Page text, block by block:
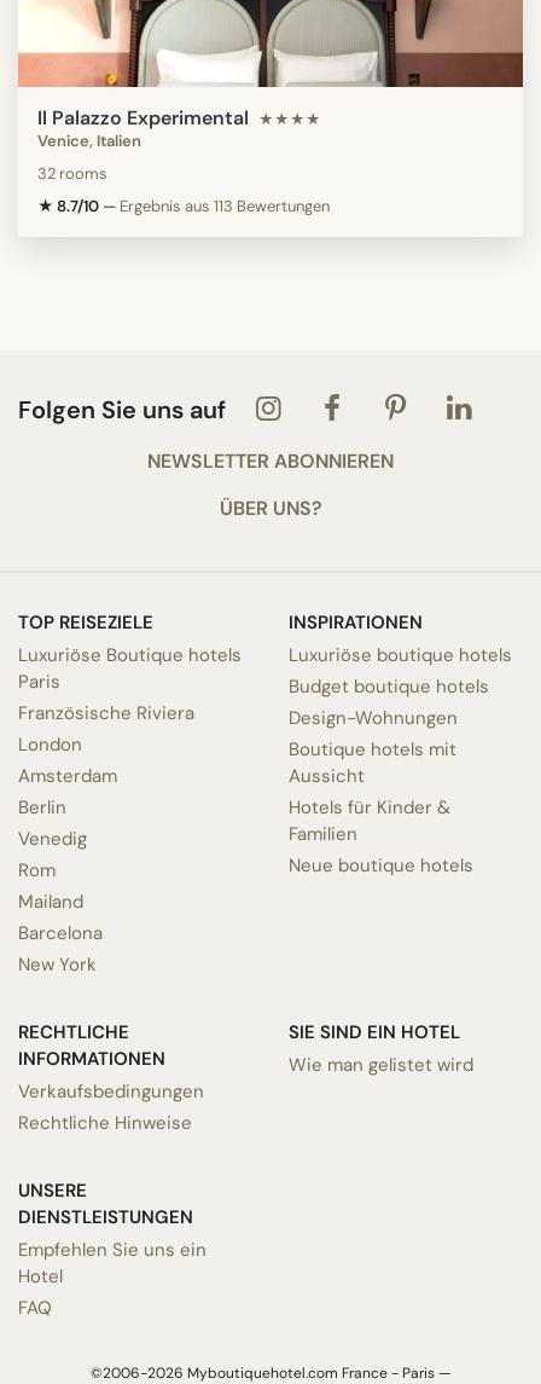
Il Palazzo Experimental ★★★★
Venice, Italien
32 rooms
★ 8.7/10 — Ergebnis aus 113 Bewertungen
Folgen Sie uns auf
NEWSLETTER ABONNIEREN
ÜBER UNS?
TOP REISEZIELE
Luxuriöse Boutique hotels
Paris
Französische Riviera
London
Amsterdam
Berlin
Venedig
Rom
Mailand
Barcelona
New York
INSPIRATIONEN
Luxuriöse boutique hotels
Budget boutique hotels
Design-Wohnungen
Boutique hotels mit
Aussicht
Hotels für Kinder &
Familien
Neue boutique hotels
RECHTLICHE
INFORMATIONEN
Verkaufsbedingungen
Rechtliche Hinweise
UNSERE
DIENSTLEISTUNGEN
Empfehlen Sie uns ein
Hotel
FAQ
SIE SIND EIN HOTEL
Wie man gelistet wird
©2006-2026 Myboutiquehotel.com France - Paris —